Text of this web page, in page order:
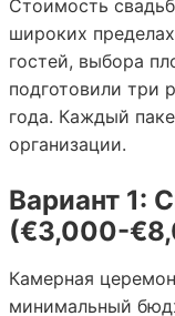
Стоимость
широких
гостей, выбора
подготовили три
года. Каждый
организации.
Вариант 1:
(€3,000-
Камерная
минимальный